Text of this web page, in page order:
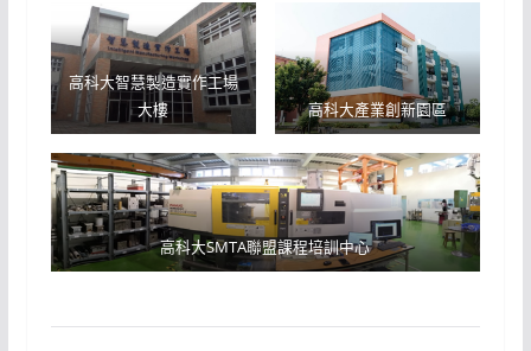
高科大智慧製造實作工場
大樓
高科大產業創新園區
高科大SMTA聯盟課程培訓中心